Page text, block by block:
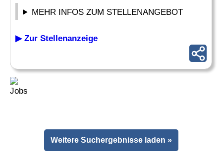
MEHR INFOS ZUM STELLENANGEBOT
▶ Zur Stellenanzeige
Weitere Suchergebnisse laden »